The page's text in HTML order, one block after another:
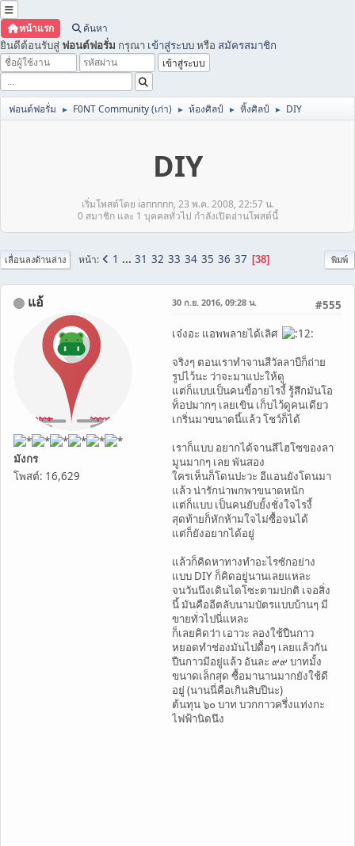
หน้าแรก ค้นหา
ยินดีต้อนรับสู่ ฟอนต์ฟอรั่ม กรุณา เข้าสู่ระบบหรือ สมัครสมาชิก
ฟอนต์ฟอรั่ม ► F0NT Community (เก่า) ► ห้องศิลป์ ► หิ้งศิลป์ ► DIY
DIY
เริ่มโพสต์โดย iannnnn, 23 พ.ค. 2008, 22:57 น.
0 สมาชิก และ 1 บุคคลทั่วไป กำลังเปิดอ่านโพสต์นี้
พิมพ์
เลื่อนลงด้านล่าง หน้า 1 ... 31 32 33 34 35 36 37 38
แอ้
มังกร
โพสต์: 16,629
#555
30 ก.ย. 2016, 09:28 น.
เจ๋งอะ แอพพลายได้เลิศ
จริงๆ ตอนเราทำจานสีวัลลาบีก็ถ่าย
รูปไว้นะ ว่าจะมาแปะให้ดู
แต่ก็แบบเป็นคนขี้อายไรงี้ รู้สึกมันโอ
ท็อปมากๆ เลยเขิน เก็บไว้ดูคนเดียว
เกริ่นมาขนาดนี้แล้ว โชว์ก็ได้
เราก็แบบ อยากได้จานสีไฮโซของลา
มูนมากๆ เลย พันสอง
ใครเห็นก็โดนปะวะ อีแอนยังโดนมา
แล้ว น่ารักน่าพกพาขนาดหนัก
แต่ก็แบบ เป็นคนยับยั้งชั่งใจไรงี้
สุดท้ายก็หักห้ามใจไม่ซื้อจนได้
แต่ก็ยังอยากได้อยู่
แล้วก็คิดหาทางทำอะไรซักอย่าง
แบบ DIY ก็คิดอยู่นานเลยแหละ
จนวันนึงเดินไดโซะตามปกติ เจอสิ่ง
นี้ มันคืออีตลับนามบัตรแบบบ้านๆ มี
ขายทั่วไปนี่แหละ
ก็เลยคิดว่า เอาวะ ลองใช้ปืนกาว
หยอดทำช่องมันไปดื้อๆ เลยแล้วกัน
ปืนกาวมีอยู่แล้ว อันละ ๙๙ บาทมั้ง
ขนาดเล็กสุด ซื้อมานานมากยังใช้ดี
อยู่ (นานนี่คือเกินสิบปีนะ)
ต้นทุน ๖๐ บาท บวกกาวครึ่งแท่งกะ
ไฟฟ้านิดนึง